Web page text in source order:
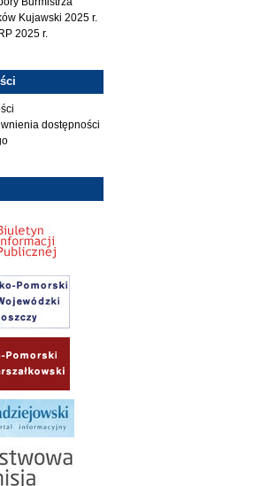
Kujawski 2025 r.
2025 r.
dostępności